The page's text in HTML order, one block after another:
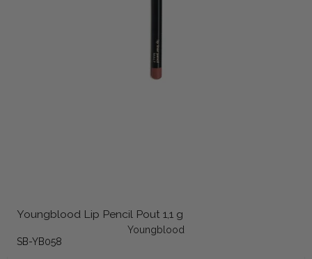
Youngblood Lip Pencil Pout 1,1 g
Youngblood
SB-YB058